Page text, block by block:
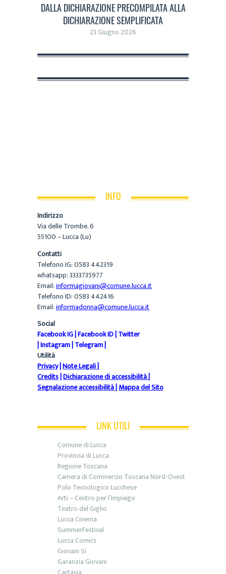
DALLA DICHIARAZIONE PRECOMPILATA ALLA
DICHIARAZIONE SEMPLIFICATA
23 Giugno 2026
INFO
Indirizzo
Via delle Trombe, 6
55100 – Lucca (Lu)
Contatti
Telefono IG: 0583 442319
whatsapp: 3333735977
Email:informagiovani@comune.lucca.it
Telefono ID: 0583 442416
Email:informadonna@comune.lucca.it
Social
Facebook IG|Facebook ID|Twitter
|Instagram|Telegram|
Utilità
Privacy|Note Legali|
Credits|Dichiarazione di accessibilità|
Segnalazione accessibilità|Mappa del Sito
LINK UTILI
Comune di Lucca
Provincia di Lucca
Regione Toscana
Camera di Commercio Toscana Nord-Ovest
Polo Tecnologico Lucchese
Arti – Centro per l’Impiego
Teatro del Giglio
Lucca Cinema
SummerFestival
Lucca Comics
Giovani Sì
Garanzia Giovani